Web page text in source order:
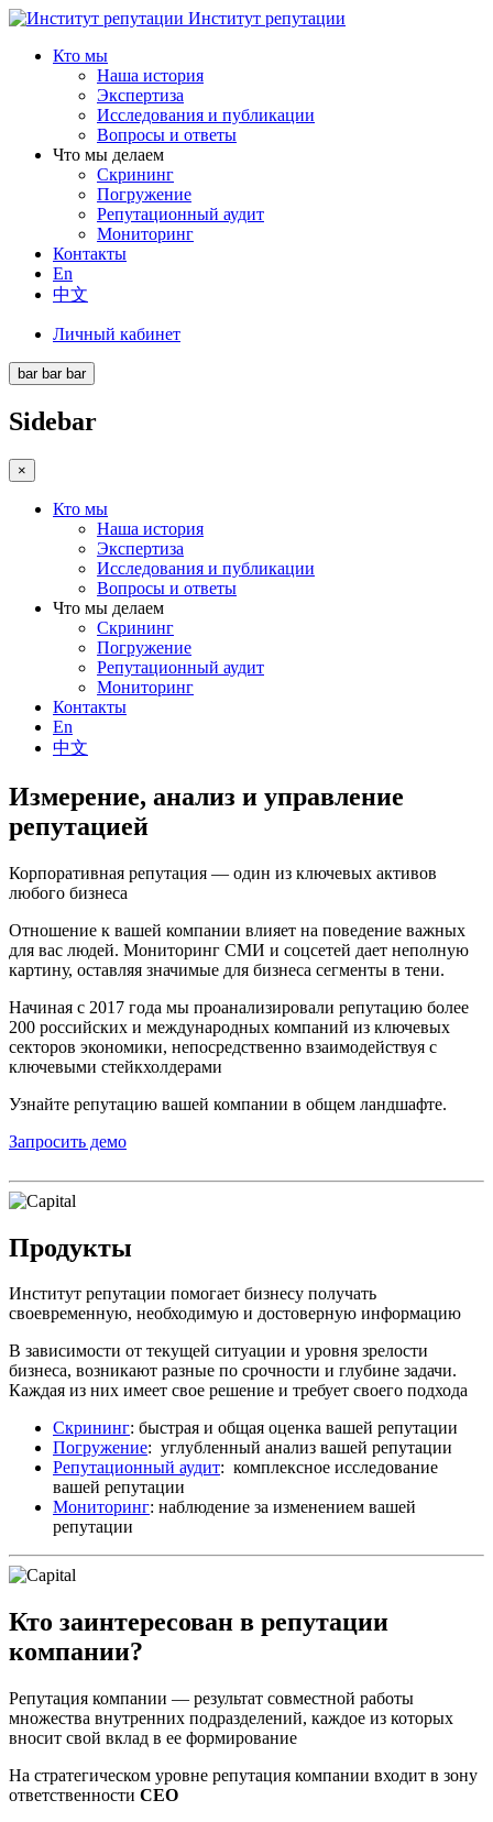
Институт репутации
Кто мы
Наша история
Экспертиза
Исследования и публикации
Вопросы и ответы
Что мы делаем
Скрининг
Погружение
Репутационный аудит
Мониторинг
Контакты
En
中文
Личный кабинет
bar bar bar
Sidebar
×
Кто мы
Наша история
Экспертиза
Исследования и публикации
Вопросы и ответы
Что мы делаем
Скрининг
Погружение
Репутационный аудит
Мониторинг
Контакты
En
中文
Измерение, анализ и управление
репутацией
Корпоративная репутация — один из ключевых активов
любого бизнеса
Отношение к вашей компании влияет на поведение важных
для вас людей. Мониторинг СМИ и соцсетей дает неполную
картину, оставляя значимые для бизнеса сегменты в тени.
Начиная с 2017 года мы проанализировали репутацию более
200 российских и международных компаний из ключевых
секторов экономики, непосредственно взаимодействуя с
ключевыми стейкхолдерами
Узнайте репутацию вашей компании в общем ландшафте.
Запросить демо
Продукты
Институт репутации помогает бизнесу получать
своевременную, необходимую и достоверную информацию
В зависимости от текущей ситуации и уровня зрелости
бизнеса, возникают разные по срочности и глубине задачи.
Каждая из них имеет свое решение и требует своего подхода
Скрининг: быстрая и общая оценка вашей репутации
Погружение: углубленный анализ вашей репутации
Репутационный аудит: комплексное исследование
вашей репутации
Мониторинг: наблюдение за изменением вашей
репутации
Кто заинтересован в репутации
компании?
Репутация компании — результат совместной работы
множества внутренних подразделений, каждое из которых
вносит свой вклад в ее формирование
На стратегическом уровне репутация компании входит в зону
ответственности CEO